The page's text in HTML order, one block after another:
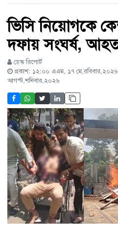
ভিসি নিয়োগকে
দফায় সংঘর্ষ,
ডেস্ক রিপোর্ট
প্রকাশ: ১২:০০ এএম, ১৭
আগস্ট,শনিবার,২০২৬